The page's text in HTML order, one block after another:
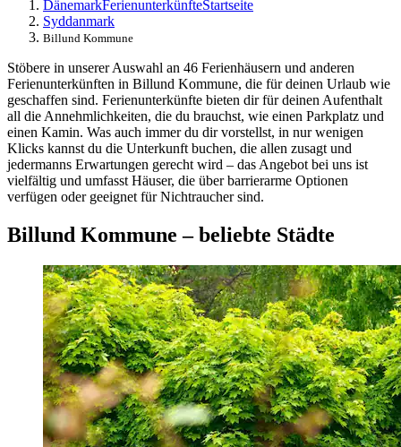
DänemarkFerienunterkünfteStartseite
Syddanmark
Billund Kommune
Stöbere in unserer Auswahl an 46 Ferienhäusern und anderen
Ferienunterkünften in Billund Kommune, die für deinen Urlaub wie
geschaffen sind. Ferienunterkünfte bieten dir für deinen Aufenthalt
all die Annehmlichkeiten, die du brauchst, wie einen Parkplatz und
einen Kamin. Was auch immer du dir vorstellst, in nur wenigen
Klicks kannst du die Unterkunft buchen, die allen zusagt und
jedermanns Erwartungen gerecht wird – das Angebot bei uns ist
vielfältig und umfasst Häuser, die über barrierarme Optionen
verfügen oder geeignet für Nichtraucher sind.
Billund Kommune – beliebte Städte